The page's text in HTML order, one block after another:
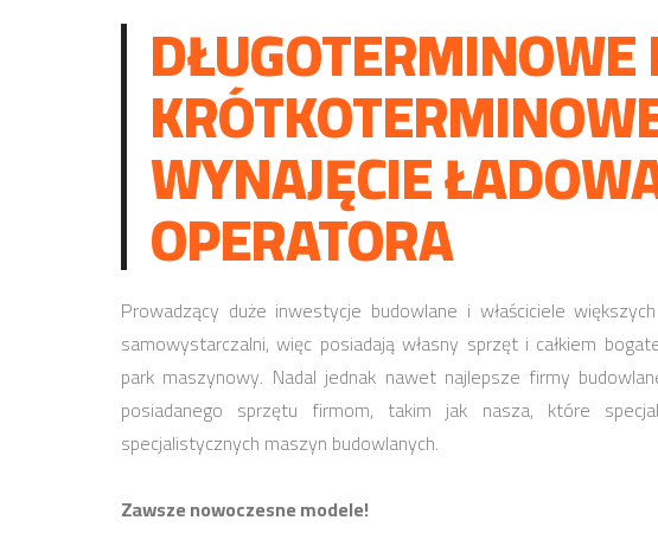
DŁUGOTERMINOWE
WYNAJĘCIE
OPERATORA
Prowadzący duże inwestycje budowlane i właściciele
samowystarczalni, więc posiadają własny sprzęt i całkiem
park maszynowy. Nadal jednak nawet najlepsze firmy
posiadanego sprzętu firmom, takim jak nasza, które
specjalistycznych maszyn budowlanych.
Zawsze nowoczesne modele!